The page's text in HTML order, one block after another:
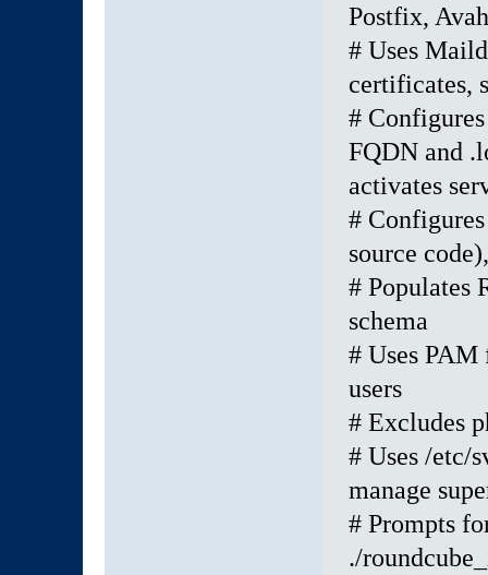
Postfix,
# Uses
certificates,
#
FQDN and
activates
#
source
# Populates
schema
# Uses
users
# Excludes
# Uses /etc/
manage
# Prompts
./